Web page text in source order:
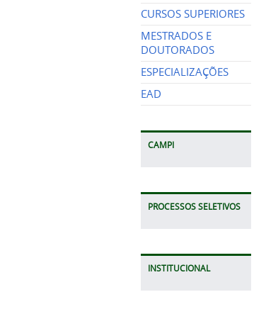
CURSOS SUPERIORES
MESTRADOS E
DOUTORADOS
ESPECIALIZAÇÕES
EAD
CAMPI
PROCESSOS SELETIVOS
INSTITUCIONAL